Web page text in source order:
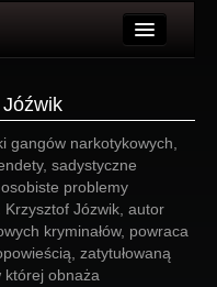
gangów narkotykowych,
sadystyczne
problemy
Krzysztof Józwik, autor
kryminałów, powraca
zatytułowaną
której obnaża